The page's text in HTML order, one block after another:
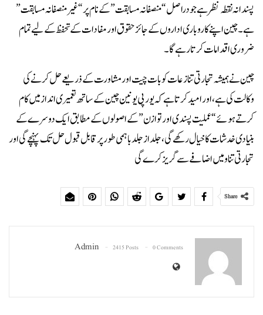
پسندانہ نقطہ نظر ہے جو دراصل “منصفانہ مسابقت” کے نام پر “غیر منصفانہ مسابقت”
ہے۔ چین اپنے کاروباری اداروں کے جائز حقوق اور مفادات کے تحفظ کے لیے تمام
ضروری اقدامات کرتا رہے گا۔
چین نے ہمیشہ تجارتی تنازعات کو بات چیت اور مشاورت کے ذریعے حل کرنے کی
وکالت کی ہے، اور امید کرتا ہے کہ یورپی یونین چین کے ساتھ تعمیری انداز میں کام
کرتے ہوئے “عملیت پسندی اور توازن” کے اصولوں کے مطابق ایک دوسرے کے
بنیادی خدشات کا خیال رکھے گی،جلد از جلد باہمی طور پر قابل قبول حل تک پہنچے گی اور
تجارتی تناو میں اضافے سے گریز کرے گی
Share
Admin 2415 Posts 0 Comments